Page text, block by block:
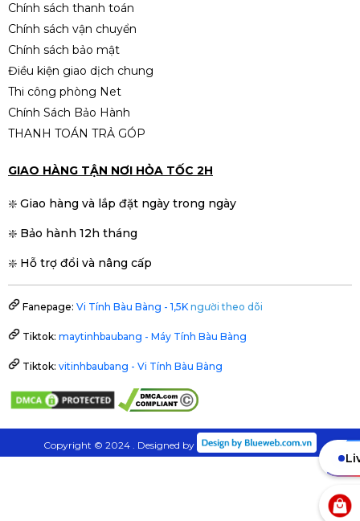
Chính sách thanh toán
Chính sách vận chuyển
Chính sách bảo mật
Điều kiện giao dịch chung
Thi công phòng Net
Chính Sách Bảo Hành
THANH TOÁN TRẢ GÓP
GIAO HÀNG TẬN NƠI HỎA TỐC 2H
❇️ Giao hàng và lắp đặt ngày trong ngày
❇️ Bảo hành 12h tháng
❇️ Hỗ trợ đổi và nâng cấp
Fanepage: Vi Tính Bàu Bàng - 1,5K người theo dõi
Tiktok: maytinhbaubang - Máy Tính Bàu Bàng
Tiktok: vitinhbaubang - Vi Tính Bàu Bàng
Copyright © 2024 . Designed by